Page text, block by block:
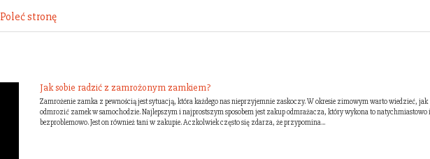
Poleć stronę
Jak sobie radzić z zamrożonym zamkiem?
Zamrożenie zamka z pewnością jest sytuacją, która każdego nas nieprzyjemnie zaskoczy. W okresie zimowym warto wiedzieć, jak
odmrozić zamek w samochodzie. Najlepszym i najprostszym sposobem jest zakup odmrażacza, który wykona to natychmiastowo i
bezproblemowo. Jest on również tani w zakupie. Aczkolwiek często się zdarza, że przypomina...